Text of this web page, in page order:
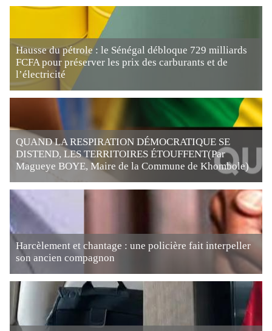
Hausse du pétrole : le Sénégal débloque 729 milliards
FCFA pour préserver les prix des carburants et de
l’électricité
QUAND LA RESPIRATION DÉMOCRATIQUE SE
DISTEND, LES TERRITOIRES ÉTOUFFENT(Par
Magueye BOYE, Maire de la Commune de Khombole)
Harcèlement et chantage : une policière fait interpeller
son ancien compagnon